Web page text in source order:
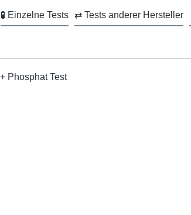
🧪 Einzelne Tests ⇄ Tests anderer Hersteller